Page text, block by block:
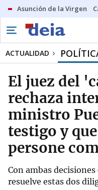
Asunción de la Virgen
ACTUALIDAD
El juez del
rechaza
ministro
testigo y
persone
Con ambas
resuelve estas dos